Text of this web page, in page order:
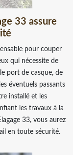
33 assure
pour couper
qui nécessite de
port de casque, de
éventuels passants
installé et les
les travaux à la
33, vous aurez
en toute sécurité.